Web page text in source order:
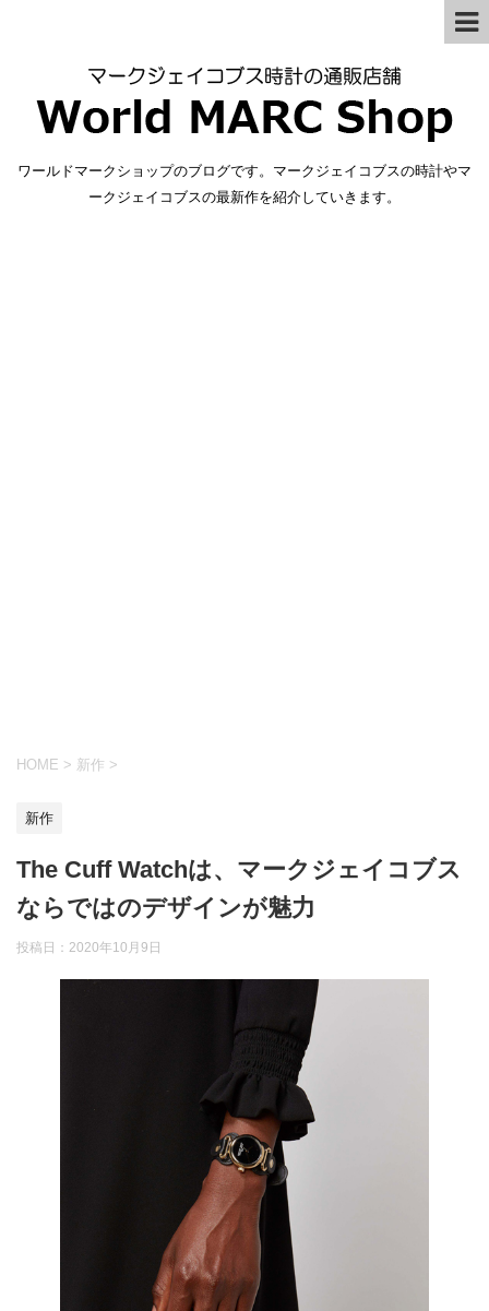
ワールドマークショップのブログです。マークジェイコブスの時計やマ
ークジェイコブスの最新作を紹介していきます。
HOME > 新作 >
新作
The Cuff Watchは、マークジェイコブス
ならではのデザインが魅力
投稿日： 2020年10月9日